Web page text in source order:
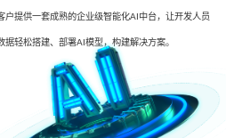
提供一套成熟的企业级智能化AI中台，让开发人员
轻松搭建、部署AI模型，构建解决方案。